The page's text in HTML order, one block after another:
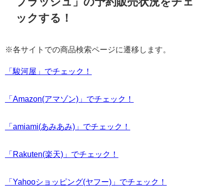
ックする！
※各サイトでの商品検索ページに遷移します。
「駿河屋」でチェック！
「Amazon(アマゾン)」でチェック！
「amiami(あみあみ)」でチェック！
「Rakuten(楽天)」でチェック！
「Yahooショッピング(ヤフー)」でチェック！